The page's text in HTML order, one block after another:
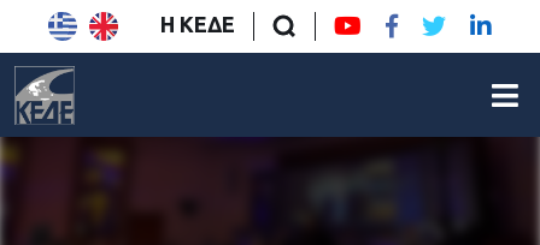
Η ΚΕΔΕ